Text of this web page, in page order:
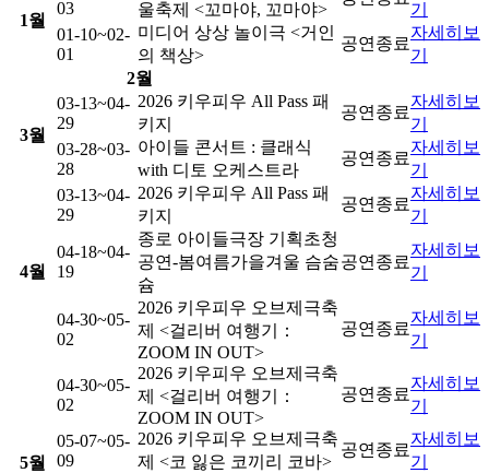
1월
03
울축제 <꼬마야, 꼬마야>
기
01-10~02-
01
미디어 상상 놀이극 <거인
의 책상>
공연 종료
자세히 보
기
2월
3월
03-13~04-
29
2026 키우피우 All Pass 패
키지
공연 종료
자세히 보
기
03-28~03-
28
아이들 콘서트 : 클래식
with 디토 오케스트라
공연 종료
자세히 보
기
4월
03-13~04-
29
2026 키우피우 All Pass 패
키지
공연 종료
자세히 보
기
04-18~04-
19
종로 아이들극장 기획초청
공연-봄여름가을겨울 슴숨
슘
공연 종료
자세히 보
기
04-30~05-
02
2026 키우피우 오브제극축
제 <걸리버 여행기：
ZOOM IN OUT>
공연 종료
자세히 보
기
5월
04-30~05-
02
2026 키우피우 오브제극축
제 <걸리버 여행기：
ZOOM IN OUT>
공연 종료
자세히 보
기
05-07~05-
09
2026 키우피우 오브제극축
제 <코 잃은 코끼리 코바>
공연 종료
자세히 보
기